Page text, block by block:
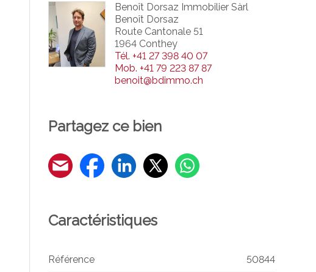
Benoît Dorsaz Immobilier Sàrl
Benoît Dorsaz
Route Cantonale 51
1964 Conthey
Tél. +41 27 398 40 07
Mob. +41 79 223 87 87
benoit@bdimmo.ch
Partagez ce bien
Caractéristiques
Référence 50844